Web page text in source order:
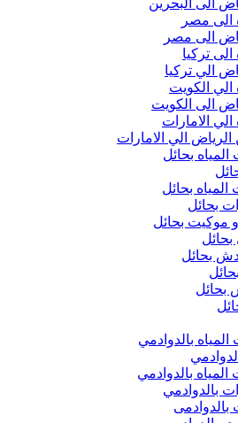
الى البحرين
مصر
الى مصر
تركيا
الي تركيا
الكويت
الى الكويت
الامارات
الي الامارات
بحائل
بحائل
بحائل
موكيت بحائل
بحائل
بالدوادمي
بالدوادمي
بالدوادمي